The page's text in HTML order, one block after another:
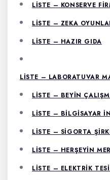
LISTE – KONSERVE
LISTE – ZEKA
LISTE – HAZIR GIDA
LISTE – LABORATUVAR
LISTE – BEYIN
LISTE – BILGISAYAR
LISTE – SIGORTA
LISTE – HERŞEYIN
LISTE – ELEKTRIK